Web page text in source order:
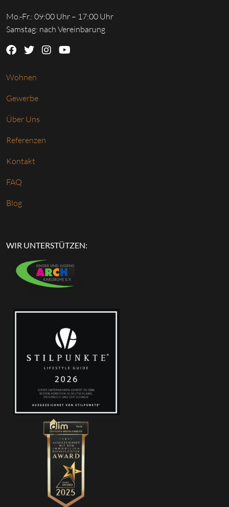
Mo.-Fr.: 09:00 Uhr – 17:00 Uhr
Samstag: nach Vereinbarung
Wohnen
Gewerbe
Über Uns
Referenzen
Kontakt
FAQ
Blog
WIR UNTERSTÜTZEN: